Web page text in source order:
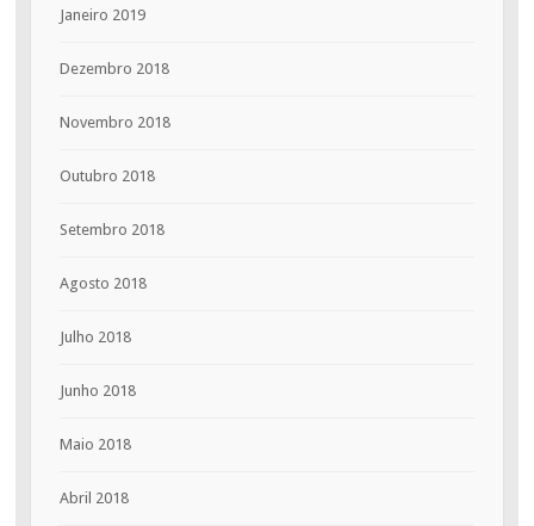
Janeiro 2019
Dezembro 2018
Novembro 2018
Outubro 2018
Setembro 2018
Agosto 2018
Julho 2018
Junho 2018
Maio 2018
Abril 2018